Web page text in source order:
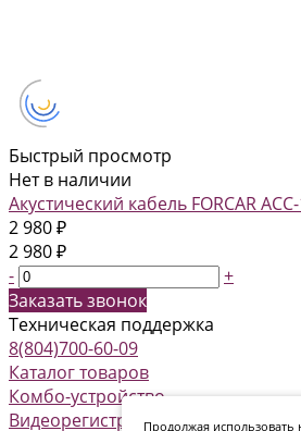
Быстрый просмотр
Нет в наличии
Акустический кабель FORCAR
2 980 ₽
2 980 ₽
-
+
Заказать звонок
Техническая поддержка
8(804)700-60-09
Каталог товаров
Комбо-устройство
ВидеорегистраторыПродолжая использовать